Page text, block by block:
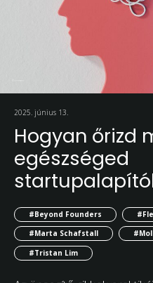
2025. június 13.
Hogyan őrizd
egészséged
#Beyond Founders
#Marta Schafstall
#Tristan Lim